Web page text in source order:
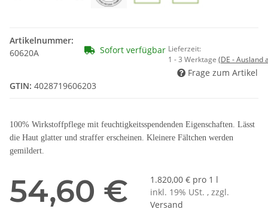
Artikelnummer:
60620A
Sofort verfügbar Lieferzeit:
1 - 3 Werktage (DE - Ausland
Frage zum Artikel
GTIN: 4028719606203
100% Wirkstoffpflege mit feuchtigkeitsspendenden Eigenschaften. Lässt
die Haut glatter und straffer erscheinen. Kleinere Fältchen werden
gemildert.
54,60 €
1.820,00 € pro 1 l
inkl. 19% USt. , zzgl.
Versand